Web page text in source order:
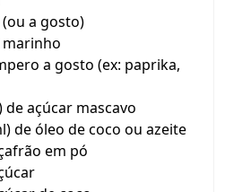
a gosto)
marinho
a gosto (ex: paprika,
de açúcar mascavo
de óleo de coco ou azeite
em pó